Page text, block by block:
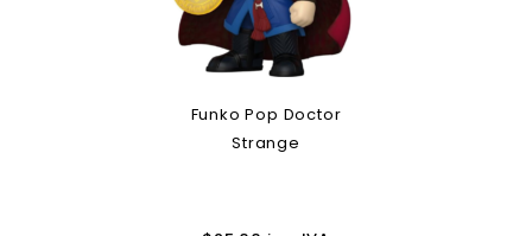
Funko Pop Doctor
Strange